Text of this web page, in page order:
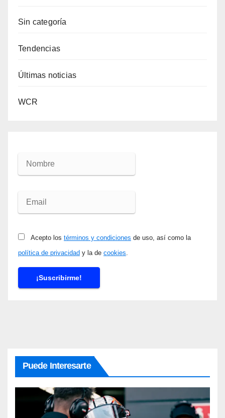
Sin categoría
Tendencias
Últimas noticias
WCR
Acepto los términos y condiciones de uso, así como la
política de privacidad y la de cookies
Puede Interesarte